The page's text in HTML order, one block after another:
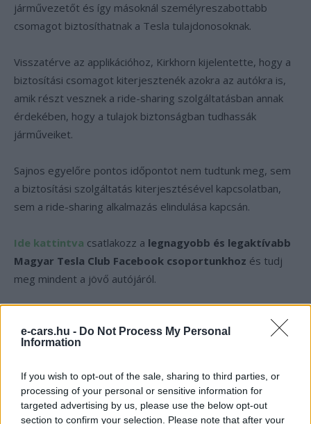
e-cars.hu - Do Not Process My Personal
Information
If you wish to opt-out of the sale, sharing to third parties, or
processing of your personal or sensitive information for
targeted advertising by us, please use the below opt-out
section to confirm your selection. Please note that after your
járművezetőt és így másoknál személyreszabottabb
csomagot biztosíthatnak a Tesla tulajdonosoknak.
Visszatérve az applikációhoz, Kirkhorn kijelentette, hogy a
biztosítási csomagot kiterjesztenék azokra az autókra is,
amik részt vesznek a ride-sharing szolgáltatásban annak
érdekében, hogy a tulajok biztonságban tudhassák
járműveiket.
Sajnos egyelőre pontos időpontot nem tudtunk meg, sem
a biztosítási szolgáltatás kiterjesztésével kapcsolatban,
sem a ride-sharing alkalmazás elindulása kapcsán.
Ide kattintva csatlakozz a legnagyobb és legaktívabb
Magyar Tesla Club Facebook csoportunkhoz és tudj
meg mindent a jövő autójáról.
Kövesd az e-cars.hu-t a Facebookon is, további
tartalmakért!
›
CÍMKÉK Biztosítás Elektromos autó Tesla